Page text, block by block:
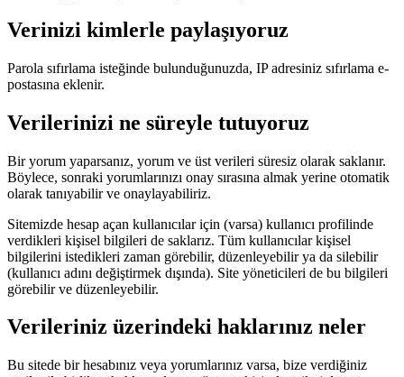
Verinizi kimlerle paylaşıyoruz
Parola sıfırlama isteğinde bulunduğunuzda, IP adresiniz sıfırlama e-
postasına eklenir.
Verilerinizi ne süreyle tutuyoruz
Bir yorum yaparsanız, yorum ve üst verileri süresiz olarak saklanır.
Böylece, sonraki yorumlarınızı onay sırasına almak yerine otomatik
olarak tanıyabilir ve onaylayabiliriz.
Sitemizde hesap açan kullanıcılar için (varsa) kullanıcı profilinde
verdikleri kişisel bilgileri de saklarız. Tüm kullanıcılar kişisel
bilgilerini istedikleri zaman görebilir, düzenleyebilir ya da silebilir
(kullanıcı adını değiştirmek dışında). Site yöneticileri de bu bilgileri
görebilir ve düzenleyebilir.
Verileriniz üzerindeki haklarınız neler
Bu sitede bir hesabınız veya yorumlarınız varsa, bize verdiğiniz